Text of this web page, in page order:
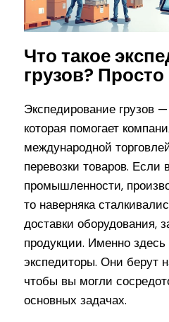
Что такое
грузов?
Экспедирование грузов
которая помогает
международной
перевозки товаров.
промышленности,
то наверняка
доставки оборудования,
продукции. Именно
экспедиторы. Они берут
чтобы вы могли
основных задачах.